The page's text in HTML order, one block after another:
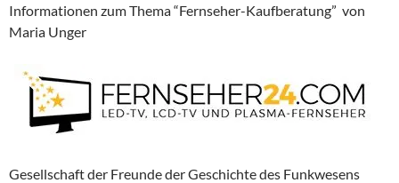
Informationen zum Thema “Fernseher-Kaufberatung” von
Maria Unger
Gesellschaft der Freunde der Geschichte des Funkwesens